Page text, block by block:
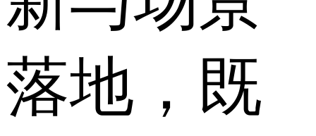
落地，既